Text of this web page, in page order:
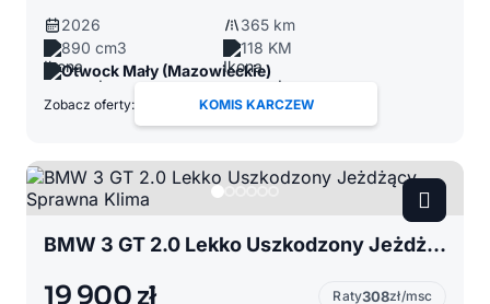
2026
365 km
890 cm3
118 KM
Otwock Mały (Mazowieckie)
Zobacz oferty: KOMIS KARCZEW
BMW 3 GT 2.0 Lekko Uszkodzony Jeżdżący Sprawna Klima
19 900 zł Raty308zł/msc